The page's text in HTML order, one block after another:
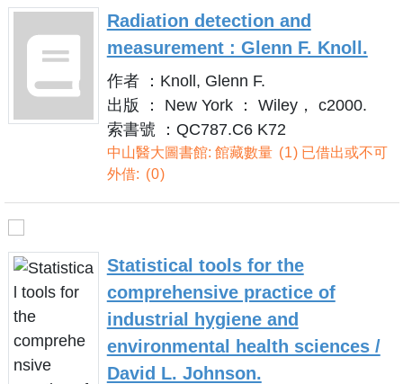
Radiation detection and
measurement : Glenn F. Knoll.
作者 ：Knoll, Glenn F.
出版 ： New York ： Wiley， c2000.
索書號 ：QC787.C6 K72
中山醫大圖書館: 館藏數量 1 已借出或不可
外借:
0
Statistical tools for the
comprehensive practice of
industrial hygiene and
environmental health sciences /
David L. Johnson.